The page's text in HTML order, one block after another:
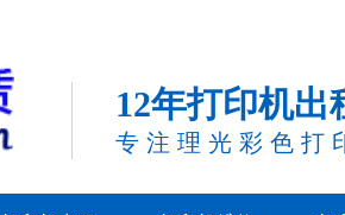
12年打印机出
专注理光彩色打